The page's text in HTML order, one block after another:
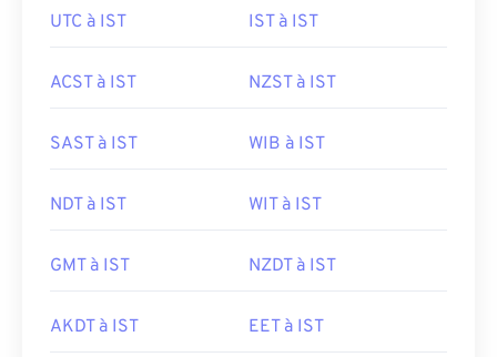
UTC à IST IST à IST
ACST à IST NZST à IST
SAST à IST WIB à IST
NDT à IST WIT à IST
GMT à IST NZDT à IST
AKDT à IST EET à IST